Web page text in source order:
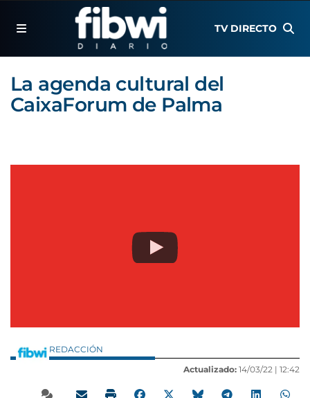
TV DIRECTO
La agenda cultural del
CaixaForum de Palma
REDACCIÓN
Actualizado: 14/03/22 | 12:42